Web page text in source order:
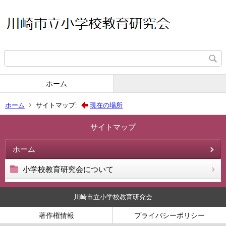
ホーム
ホーム サイトマップ: 現在の場所
サイトマップ
ホーム
小学校教育研究会について
川崎市立小学校教育研究会
著作権情報 プライバシーポリシー